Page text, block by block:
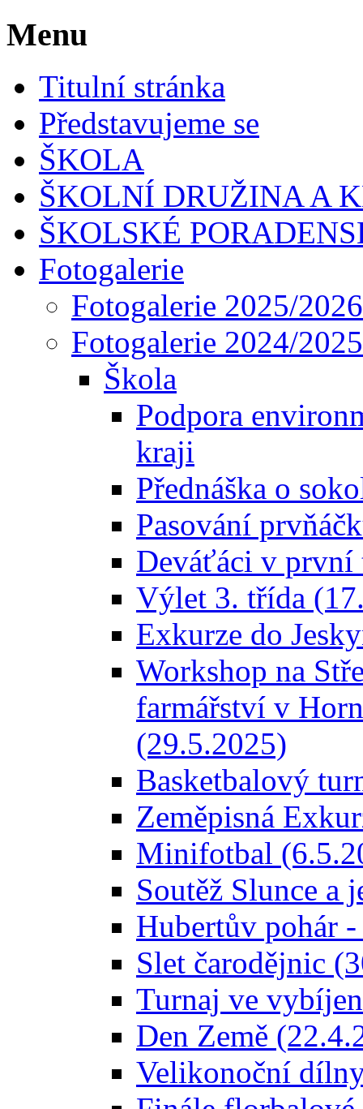
Menu
Titulní stránka
Představujeme se
ŠKOLA
ŠKOLNÍ DRUŽINA A
ŠKOLSKÉ
Fotogalerie
Fotogalerie 2025/2026
Fotogalerie 2024/2025
Škola
Podpora
kraji
Přednáška o
Pasování
Deváťáci v první
Výlet 3. třída
Exkurze do
Workshop na
farmářství v
(29.5.2025)
Basketbalový
Zeměpisná
Minifotbal
Soutěž Slunce a
Hubertův pohár
Slet čarodějnic
Turnaj ve
Den Země
Velikonoční